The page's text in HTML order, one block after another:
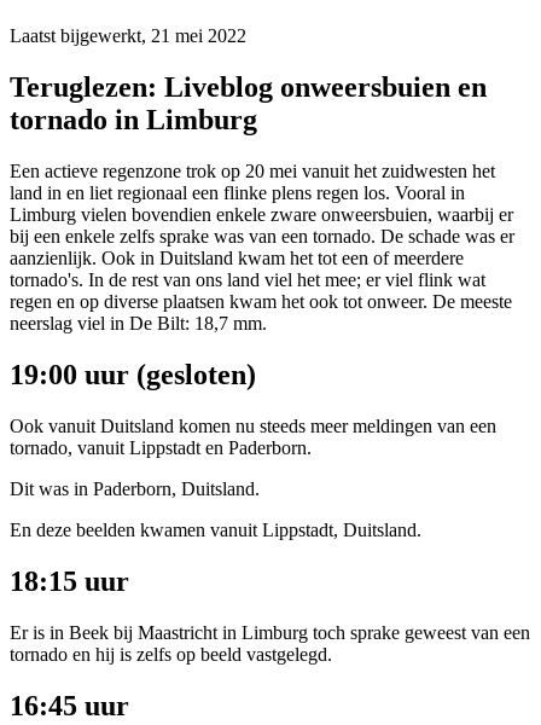
Laatst bijgewerkt, 21 mei 2022
Teruglezen: Liveblog onweersbuien en
tornado in Limburg
Een actieve regenzone trok op 20 mei vanuit het zuidwesten het
land in en liet regionaal een flinke plens regen los. Vooral in
Limburg vielen bovendien enkele zware onweersbuien, waarbij er
bij een enkele zelfs sprake was van een tornado. De schade was er
aanzienlijk. Ook in Duitsland kwam het tot een of meerdere
tornado's. In de rest van ons land viel het mee; er viel flink wat
regen en op diverse plaatsen kwam het ook tot onweer. De meeste
neerslag viel in De Bilt: 18,7 mm.
19:00 uur (gesloten)
Ook vanuit Duitsland komen nu steeds meer meldingen van een
tornado, vanuit Lippstadt en Paderborn.
Dit was in Paderborn, Duitsland.
En deze beelden kwamen vanuit Lippstadt, Duitsland.
18:15 uur
Er is in Beek bij Maastricht in Limburg toch sprake geweest van een
tornado en hij is zelfs op beeld vastgelegd.
16:45 uur